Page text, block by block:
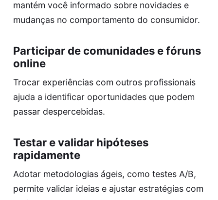
mantém você informado sobre novidades e
mudanças no comportamento do consumidor.
Participar de comunidades e fóruns
online
Trocar experiências com outros profissionais
ajuda a identificar oportunidades que podem
passar despercebidas.
Testar e validar hipóteses
rapidamente
Adotar metodologias ágeis, como testes A/B,
permite validar ideias e ajustar estratégias com